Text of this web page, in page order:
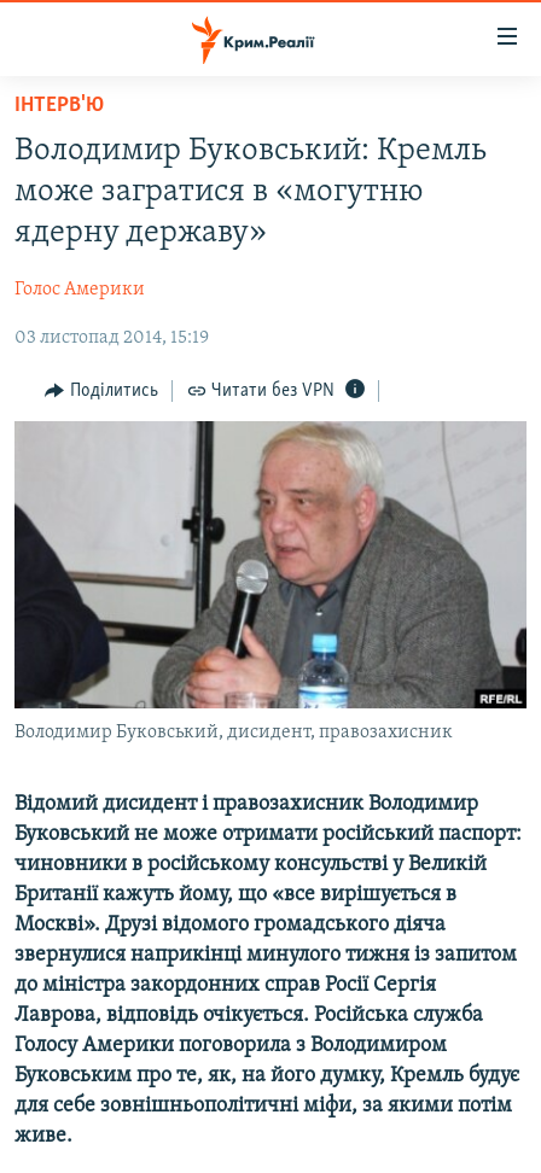
Перейти
основного
матеріалу
до
основної
Перейти
пошуку
ВОДА.КРИМ
ВІДЕО ТА ФОТО
БЛОГИ
ПОГЛЯД
ІНТЕРВ'Ю
ВІДЕОУРОКИ «ELIFBE»
СВІДЧЕННЯ ОКУПАЦІЇ
УКРАЇНСЬКА ПРОБЛЕМА КРИМУ
ІНФОГРАФІКА
ЯК ОБІЙТИ БЛОКУВАННЯ
Русский
Qırımtatar
ДОЛУЧАЙСЯ!
Усі сайти RFE/RL
ІНТЕРВ'Ю
Володимир Буковський: Кремль
може загратися в «могутню
ядерну державу»
Голос Америки
03 листопад 2014, 15:19
Поділитись Читати без VPN
Володимир Буковський, дисидент, правозахисник
Відомий дисидент і правозахисник Володимир
Буковський не може отримати російський паспорт:
чиновники в російському консульстві у Великій
Британії кажуть йому, що «все вирішується в
Москві». Друзі відомого громадського діяча
звернулися наприкінці минулого тижня із запитом
до міністра закордонних справ Росії Сергія
Лаврова, відповідь очікується. Російська служба
Голосу Америки поговорила з Володимиром
Буковським про те, як, на його думку, Кремль будує
для себе зовнішньополітичні міфи, за якими потім
живе.